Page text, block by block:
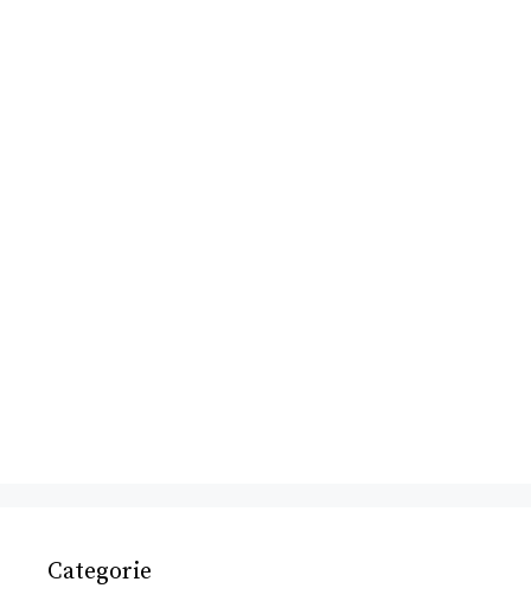
Categorie